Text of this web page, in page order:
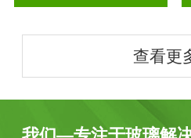
查看更